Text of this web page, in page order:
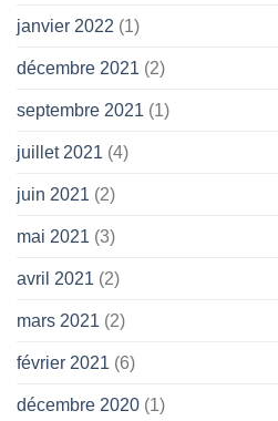
janvier 2022 (1)
décembre 2021 (2)
septembre 2021 (1)
juillet 2021 (4)
juin 2021 (2)
mai 2021 (3)
avril 2021 (2)
mars 2021 (2)
février 2021 (6)
décembre 2020 (1)